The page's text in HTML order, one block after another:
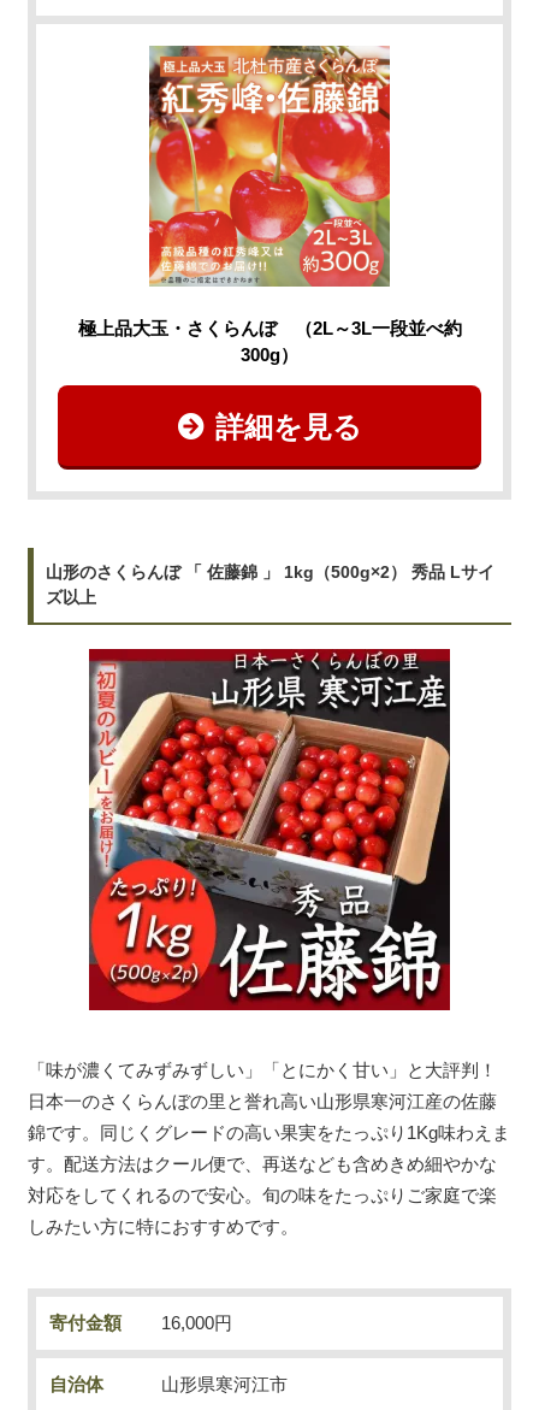
極上品大玉・さくらんぼ （2L～3L一段並べ約
300g）
詳細を見る
山形のさくらんぼ 「 佐藤錦 」 1kg（500g×2） 秀品 Lサイ
ズ以上
「味が濃くてみずみずしい」「とにかく甘い」と大評判！
日本一のさくらんぼの里と誉れ高い山形県寒河江産の佐藤
錦です。同じくグレードの高い果実をたっぷり1Kg味わえま
す。配送方法はクール便で、再送なども含めきめ細やかな
対応をしてくれるので安心。旬の味をたっぷりご家庭で楽
しみたい方に特におすすめです。
寄付金額 16,000円
自治体 山形県寒河江市